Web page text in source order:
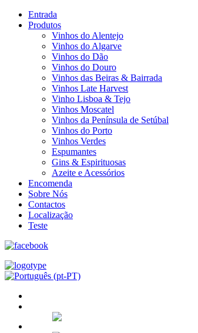
Entrada
Produtos
Vinhos do Alentejo
Vinhos do Algarve
Vinhos do Dão
Vinhos do Douro
Vinhos das Beiras & Bairrada
Vinhos Late Harvest
Vinho Lisboa & Tejo
Vinhos Moscatel
Vinhos da Península de Setúbal
Vinhos do Porto
Vinhos Verdes
Espumantes
Gins & Espirituosas
Azeite e Acessórios
Encomenda
Sobre Nós
Contactos
Localização
Teste